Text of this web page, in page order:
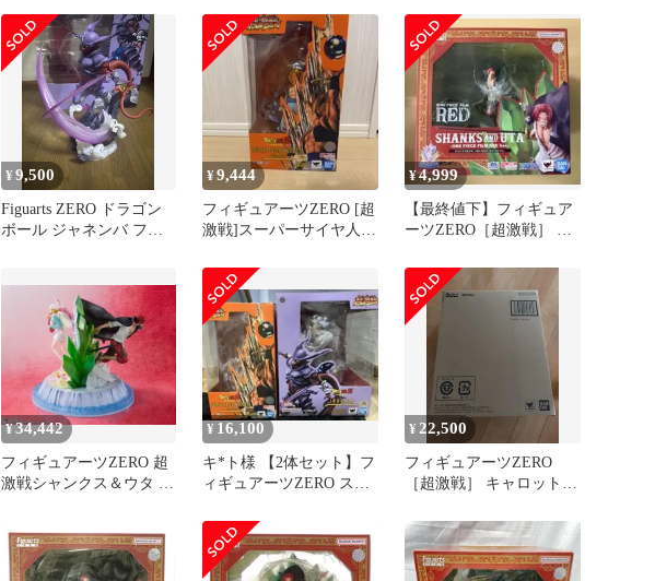
＆ウタ ONE PIECE FILM
RED Ver. 「ワンピース
FILM RED」[95]
¥9,500
Figuarts ZERO ドラゴン
ボール ジャネンバ フィ
¥9,444
フィギュアーツZERO [超
激戦]スーパーサイヤ人ゴ
ン…
¥4,999
【最終値下】フィギュア
ーツZERO［超激戦］ シ
¥34,442
フィギュアーツZERO 超
激戦シャンクス＆ウタ -
¥ 16,100
キ*ト様 【2体セット】フ
ィギュアーツZERO スー
ジャネ
¥ 22,500
フィギュアーツZERO
［超激戦］ キャロット -